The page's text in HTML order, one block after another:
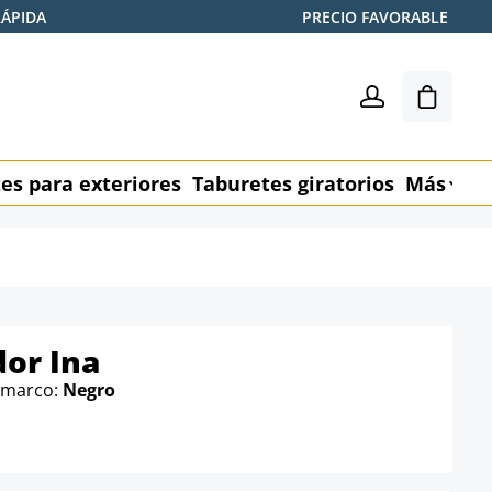
PRECIO FAVORABLE
El
para exteriores Taburetes giratorios Más
Ina
Negro